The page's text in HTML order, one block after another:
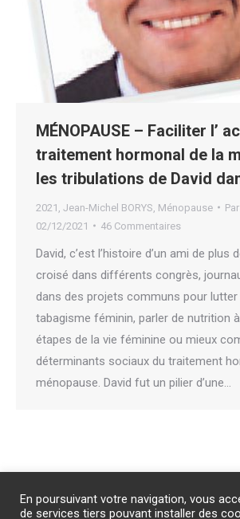
MÉNOPAUSE – Faciliter l’
traitement hormonal de la
les tribulations de David
2021 Jean-Michel BORYS Ménopause Par
02/12/2021
46 Commentaires
David, c’est l’histoire d’un ami de plus
croisé dans différents congrès,
dans des projets communs pour
tabagisme féminin, parler de nutrition
étapes de la vie féminine ou mieux
déterminants sociaux du traitement
ménopause. David fut un pilier d’une…
PROTECTION DES DONNEES
En poursuivant votre navigation, vous
de services tiers pouvant installer des